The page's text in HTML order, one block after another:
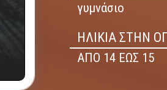
γυμνάσιο
ΗΛΙΚΙΑ ΣΤΗΝ
ΑΠΟ 14 ΕΩΣ 15